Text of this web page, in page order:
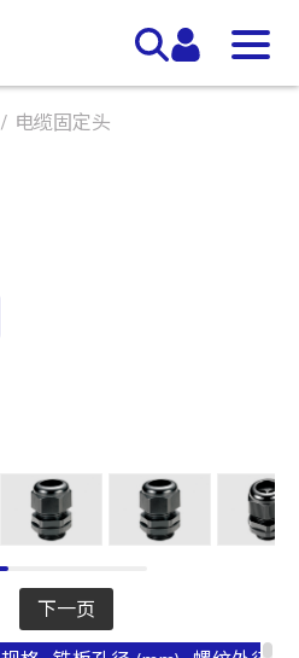
电缆固定头
下一页